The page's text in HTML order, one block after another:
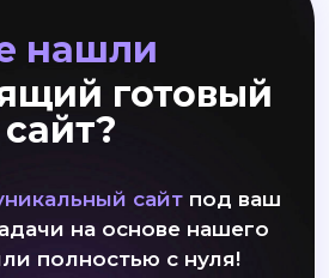
нашли
готовый
сайт?
сайт под ваш
на основе нашего
полностью с нуля!